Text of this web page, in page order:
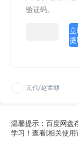
验证码。
立
提
元代/赵孟頫
温馨提示：百度网盘
学习！查看[相关使用